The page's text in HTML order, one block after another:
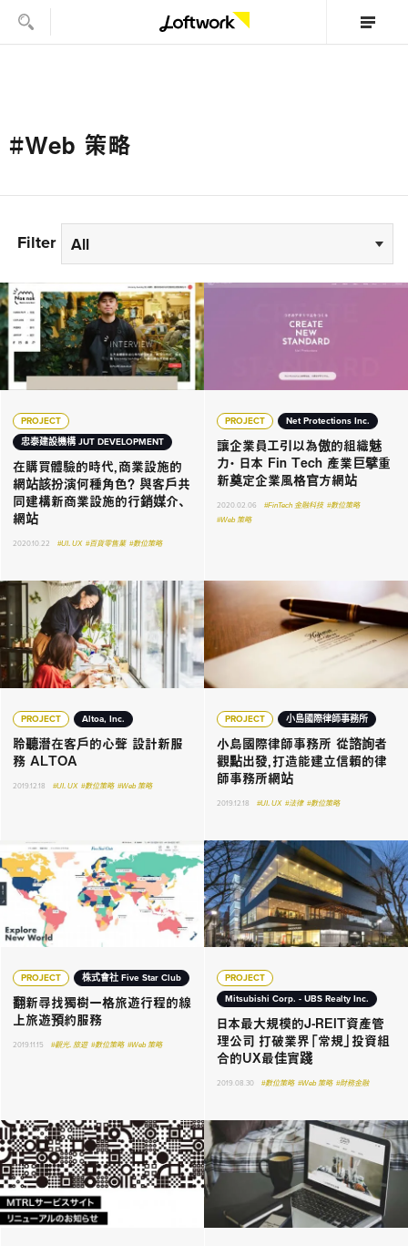
#Web 策略
Filter All
PROJECT
忠泰建設機構 JUT DEVELOPMENT
在購買體驗的時代，商業設施的
網站該扮演何種角色？ 與客戶共
同建構新商業設施的行銷媒介、
網站
2020.10.22 #UI．UX #百貨零售業 #數位策略
PROJECT Net Protections Inc.
讓企業員工引以為傲的組織魅
力・ 日本 Fin Tech 產業巨擘重
新奠定企業風格官方網站
2020.02.06 #FinTech 金融科技 #數位策略
#Web 策略
PROJECT Altoa, Inc.
聆聽潛在客戶的心聲 設計新服
務 ALTOA
2019.12.18 #UI．UX #數位策略 #Web 策略
PROJECT 小島國際律師事務所
小島國際律師事務所 從諮詢者
觀點出發，打造能建立信賴的律
師事務所網站
2019.12.18 #UI．UX #法律 #數位策略
PROJECT 株式會社 Five Star Club
翻新尋找獨樹一格旅遊行程的線
上旅遊預約服務
2019.11.15 #觀光．旅遊 #數位策略 #Web 策略
PROJECT
Mitsubishi Corp. - UBS Realty Inc.
日本最大規模的J-REIT資產管
理公司 打破業界「常規」投資組
合的UX最佳實踐
2019.08.30 #數位策略 #Web 策略 #財務金融